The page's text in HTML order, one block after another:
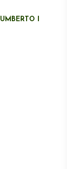
UMBERTO I